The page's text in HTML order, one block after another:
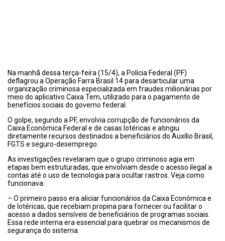
Na manhã dessa terça-feira (15/4), a Polícia Federal (PF)
deflagrou a Operação Farra Brasil 14 para desarticular uma
organização criminosa especializada em fraudes milionárias por
meio do aplicativo Caixa Tem, utilizado para o pagamento de
benefícios sociais do governo federal.
O golpe, segundo a PF, envolvia corrupção de funcionários da
Caixa Econômica Federal e de casas lotéricas e atingiu
diretamente recursos destinados a beneficiários do Auxílio Brasil,
FGTS e seguro-desemprego.
As investigações revelaram que o grupo criminoso agia em
etapas bem estruturadas, que envolviam desde o acesso ilegal a
contas até o uso de tecnologia para ocultar rastros. Veja como
funcionava:
– O primeiro passo era aliciar funcionários da Caixa Econômica e
de lotéricas, que recebiam propina para fornecer ou facilitar o
acesso a dados sensíveis de beneficiários de programas sociais.
Essa rede interna era essencial para quebrar os mecanismos de
segurança do sistema.